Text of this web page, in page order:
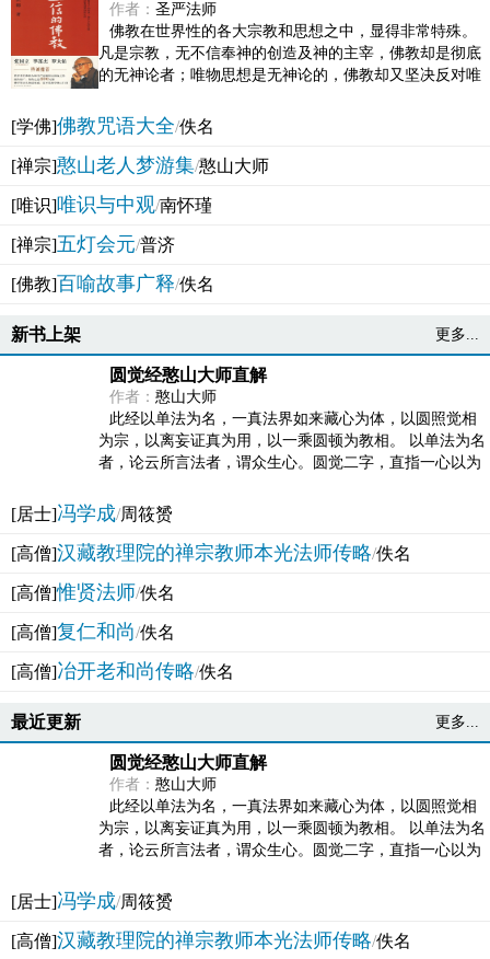
作者： 圣严法师
佛教在世界性的各大宗教和思想之中，显得非常特殊。
凡是宗教，无不信奉神的创造及神的主宰，佛教却是彻底
的无神论者；唯物思想是无神论的，佛教却又坚决反对唯
[学佛]佛教咒语大全/佚名
[禅宗]憨山老人梦游集/憨山大师
[唯识]唯识与中观/南怀瑾
[禅宗]五灯会元/普济
[佛教]百喻故事广释/佚名
新书上架 更多...
圆觉经憨山大师直解
作者： 憨山大师
此经以单法为名，一真法界如来藏心为体，以圆照觉相
为宗，以离妄证真为用，以一乘圆顿为教相。 以单法为名
者，论云所言法者，谓众生心。圆觉二字，直指一心以为
[居士]冯学成/周筱赟
[高僧]汉藏教理院的禅宗教师本光法师传略/佚名
[高僧]惟贤法师/佚名
[高僧]复仁和尚/佚名
[高僧]冶开老和尚传略/佚名
最近更新 更多...
圆觉经憨山大师直解
作者： 憨山大师
此经以单法为名，一真法界如来藏心为体，以圆照觉相
为宗，以离妄证真为用，以一乘圆顿为教相。 以单法为名
者，论云所言法者，谓众生心。圆觉二字，直指一心以为
[居士]冯学成/周筱赟
[高僧]汉藏教理院的禅宗教师本光法师传略/佚名